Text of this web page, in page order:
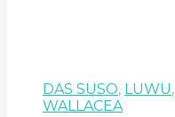
DAS SUSO, LUWU,
WALLACEA